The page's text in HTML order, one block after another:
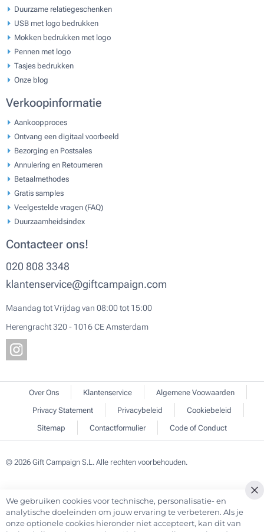
Duurzame relatiegeschenken
USB met logo bedrukken
Mokken bedrukken met logo
Pennen met logo
Tasjes bedrukken
Onze blog
Verkoopinformatie
Aankoopproces
Ontvang een digitaal voorbeeld
Bezorging en Postsales
Annulering en Retourneren
Betaalmethodes
Gratis samples
Veelgestelde vragen (FAQ)
Duurzaamheidsindex
Contacteer ons!
020 808 3348
klantenservice@giftcampaign.com
Maandag tot Vrijdag van 08:00 tot 15:00
Herengracht 320 - 1016 CE Amsterdam
Over Ons Klantenservice
Algemene Voowaarden
Privacy Statement
Privacybeleid
Cookiebeleid
Sitemap
Contactformulier Code of Conduct
© 2026 Gift Campaign S.L. Alle rechten voorbehouden.
We gebruiken cookies voor technische, personalisatie- en
analytische doeleinden om jouw ervaring te verbeteren. Als je
onze optionele cookies hieronder niet accepteert, kan dit van